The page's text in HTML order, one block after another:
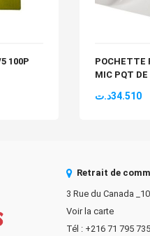
100P
POCHETTE
MIC PQT DE
34.510د.ت
Retrait de
3 Rue du Canada
Voir la carte
Tél : +216 71 795 735